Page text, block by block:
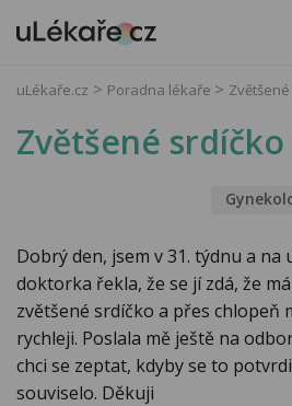
uLékaře.cz Poradna lékaře
Zvětšené srdíčko
Dobrý den, jsem v 31. týdnu a
doktorka řekla, že se jí zdá, že
zvětšené srdíčko a přes chlopeň
rychleji. Poslala mě ještě na
chci se zeptat, kdyby se to
souviselo. Děkuji